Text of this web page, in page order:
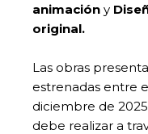
animación y
original.
Las obras
estrenadas entre
diciembre de
debe realizar a